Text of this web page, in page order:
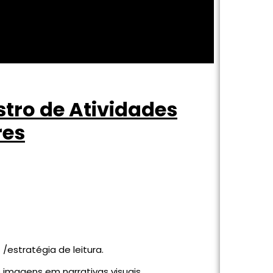
de Atividades
estratégia de leitura.